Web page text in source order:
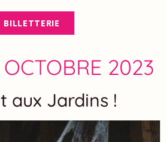
BILLETTERIE
OCTOBRE 2023
aux Jardins !